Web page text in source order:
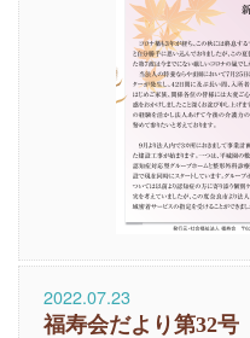
2022.07.23
福寿会だより第32号